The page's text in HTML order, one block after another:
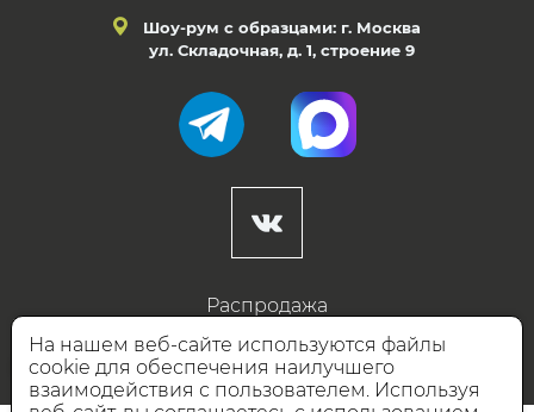
Шоу-рум с образцами: г. Москва
ул. Складочная, д. 1, строение 9
Распродажа
Готовые дизайны
Дизайнерам
На нашем веб-сайте используются файлы
cookie для обеспечения наилучшего
взаимодействия с пользователем. Используя